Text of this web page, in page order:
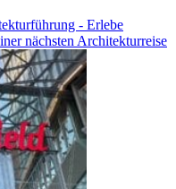
- Erlebe
nächsten Architekturreise